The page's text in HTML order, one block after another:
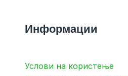
Информации
Услови на користење